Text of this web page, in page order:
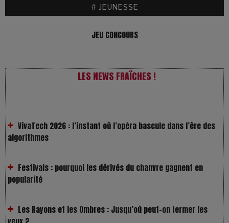
# JEUNESSE
JEU CONCOURS
LES NEWS FRAÎCHES !